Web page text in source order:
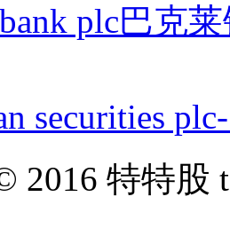
plc巴克
securities
2016 特特股